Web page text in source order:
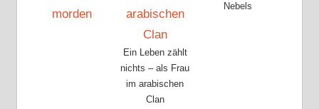
Ein Leben zählt
nichts – als Frau
im arabischen
Clan
Nebels